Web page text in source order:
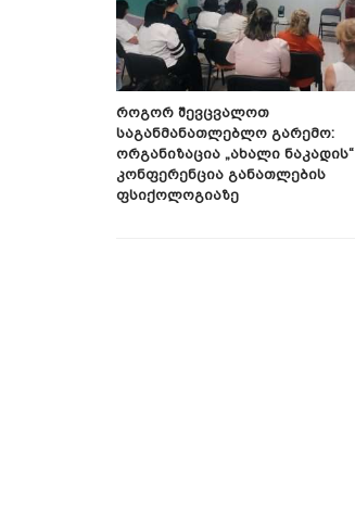
Როგორ Შევცვალოთ
Საგანმანათლებლო Გარემო:
Ორგანიზაცია „ახალი Ნაკადის“
Კონფერენცია Განათლების
Ფსიქოლოგიაზე